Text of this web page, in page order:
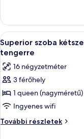
ággyal,
kilátással
az
udvarra
kilátással
az
udvarra
további
részletei
A
következő
szoba
összes
képének
megtekintése:
Superior
szoba
5
Superior szoba
tengerre
16 négyzetméter
3 férőhely
1 queen
Ingyenes wifi
További részletek
Superior